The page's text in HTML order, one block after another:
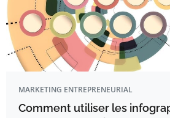
MARKETING ENTREPRENEURIAL
Comment utiliser les